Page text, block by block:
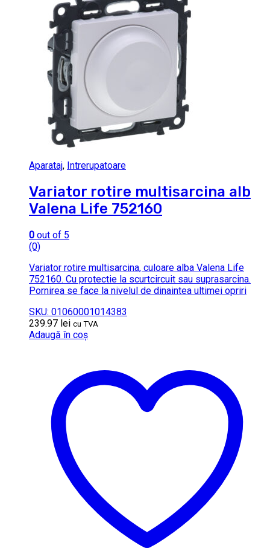
Aparataj, Intrerupatoare
Variator rotire multisarcina alb
Valena Life 752160
0 out of 5
(0)
Variator rotire multisarcina, culoare alba Valena Life
752160. Cu protectie la scurtcircuit sau suprasarcina.
Pornirea se face la nivelul de dinaintea ultimei opriri
SKU: 01060001014383
239.97 lei cu TVA
Adaugă în coș